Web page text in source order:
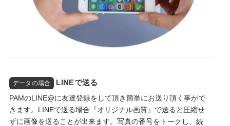
データの場合 LINEで送る
PAMのLINE@に友達登録をして頂き簡単にお送り頂く事がで
きます。LINEで送る場合『オリジナル画質』で送ると圧縮せ
ずに画像を送ることが出来ます。写真の番号をトークし、続